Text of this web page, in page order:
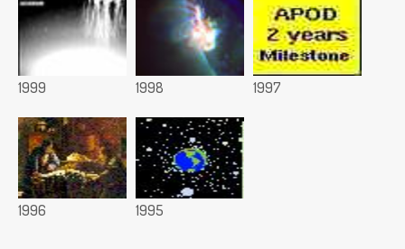
1999 1998 1997
1996 1995